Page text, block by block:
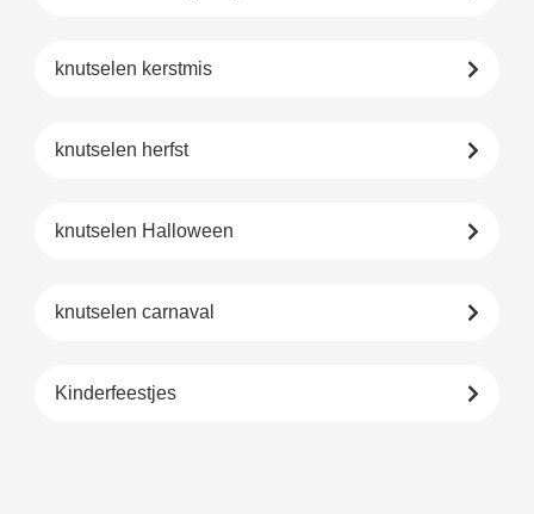
knutselen kerstmis
knutselen herfst
knutselen Halloween
knutselen carnaval
Kinderfeestjes